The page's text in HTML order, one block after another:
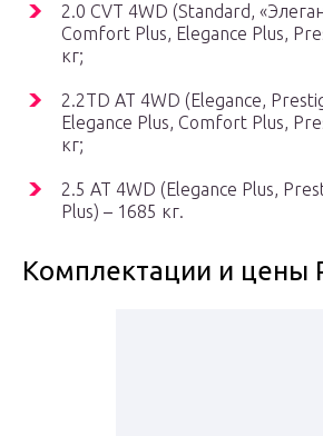
2.0 CVT 4WD (Standard,
Comfort Plus, Elegance Plus,
кг;
2.2TD AT 4WD (Elegance,
Elegance Plus, Comfort Plus,
кг;
2.5 AT 4WD (Elegance Plus,
Plus) – 1685 кг.
Комплектации и цены